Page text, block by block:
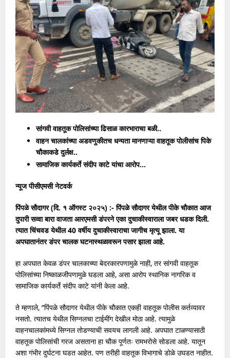
सांगवी वाहतूक पोलिसांच्या ढिसाळ कारभाराचा बळी..
वाहन चालकांच्या अडवणुकीतच धन्यता मानणाऱ्या वाहतूक पोलीसांचपिके
चौकाकडे दुर्लक्ष..
सामाजिक कार्यकर्ते संदीप काटे यांचा आरोप…
न्यूज पीसीएमसी नेटवर्क
पिंपळे सौदागर (दि. १ ऑगस्ट २०२५) :- पिंपळे सौदागर येथील पीके चौकात आज
दुपारी सव्वा बारा वाजता आरएमसी डंपरने एका दुचाकीस्वाराला जबर धडक दिली.
त्यात चिंचवड येथील 40 वर्षीय दुचाकीस्वाराचा जागीच मृत्यू झाला. या
अपघातानंतर डंपर चालक घटनास्थळावरून पसार झाला आहे.
हा अपघात केवळ डंपर चालकाच्या बेदरकारपणामुळे नाही, तर सांगवी वाहतूक
पोलिसांच्या निष्काळजीपणामुळे घडला आहे, असा आरोप स्थानिक नागरिक व
सामाजिक कार्यकर्ते संदीप काटे यांनी केला आहे.
ते म्हणाले, ”पिंपळे सौदागर येथील पीके चौकात एकही वाहतूक पोलीस कर्तव्यावर
नसतो. त्यातच येथील सिग्नलचा टाईमींग देखील मोठा आहे. त्यामुळे
वाहनचालकांमध्ये सिग्नल तोडण्याची सवयच लागली आहे. अपघात टाळण्यासाठी
वाहतूक पोलिसांची गरज असताना हा चौक पूर्णतः रामभरोसे सोडला आहे. यातून
अशा गंभीर दुर्घटना घडत आहेत. पण तरीही वाहतूक विभागाचे डोळे उघडत नाहीत.